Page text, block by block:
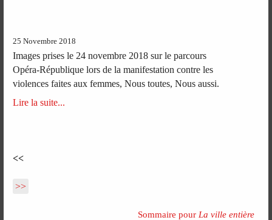
25 Novembre 2018
Images prises le 24 novembre 2018 sur le parcours
Opéra-République lors de la manifestation contre les
violences faites aux femmes, Nous toutes, Nous aussi.
Lire la suite...
<<
>>
Sommaire pour La ville entière